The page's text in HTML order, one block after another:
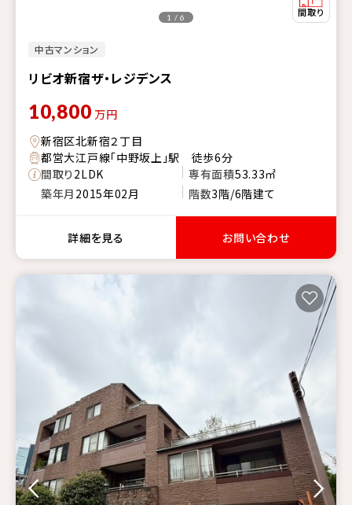
中古マンション
リビオ新宿ザ・レジデンス
1 / 6
10,800 万円
新宿区北新宿２丁目
都営大江戸線「中野坂上」駅 徒歩6分
間取り2LDK 専有面積53.33㎡
築年月 2015年02月 階数3階/6階建て
詳細を見る お問い合わせ